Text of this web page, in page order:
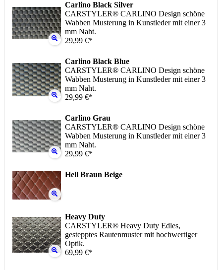
Carlino Black Silver
CARSTYLER® CARLINO Design schöne
Wabben Musterung in Kunstleder mit einer 3
mm Naht.
29,99 €*
Carlino Black Blue
CARSTYLER® CARLINO Design schöne
Wabben Musterung in Kunstleder mit einer 3
mm Naht.
29,99 €*
Carlino Grau
CARSTYLER® CARLINO Design schöne
Wabben Musterung in Kunstleder mit einer 3
mm Naht.
29,99 €*
Hell Braun Beige
Heavy Duty
CARSTYLER® Heavy Duty Edles,
gestepptes Rautenmuster mit hochwertiger
Optik.
69,99 €*